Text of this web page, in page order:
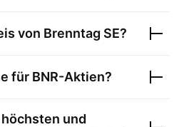
von Brenntag SE?
für BNR-Aktien?
und